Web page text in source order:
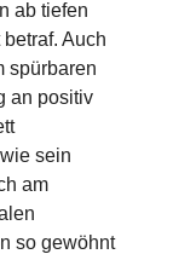
ab tiefen
Auch
spürbaren
an positiv
sein
am
so gewöhnt